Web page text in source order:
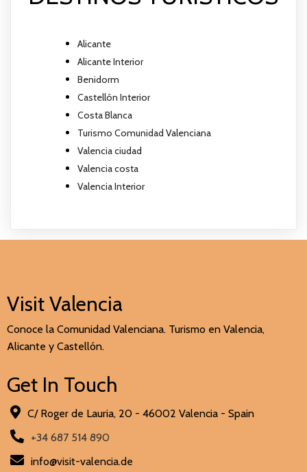
Alicante
Alicante Interior
Benidorm
Castellón Interior
Costa Blanca
Turismo Comunidad Valenciana
Valencia ciudad
Valencia costa
Valencia Interior
Visit Valencia
Conoce la Comunidad Valenciana. Turismo en Valencia,
Alicante y Castellón.
Get In Touch
C/ Roger de Lauria, 20 - 46002 Valencia - Spain
+34 687 514 890
info@visit-valencia.de